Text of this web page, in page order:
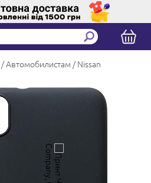
Автомобилистам Nissan